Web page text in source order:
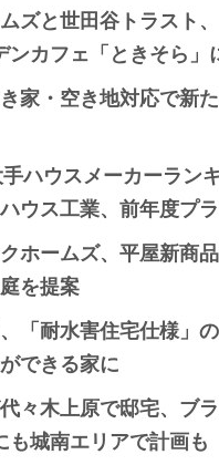
ズと世田谷トラスト
ンカフェ「ときそら」
家・空き地対応で新
ハウスメーカーラン
ウス工業、前年度プ
ホームズ、平屋新商
を提案
「耐水害住宅仕様」
できる家に
々木上原で邸宅、ブ
も城南エリアで計画も